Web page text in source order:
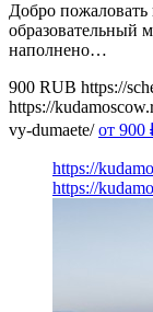
Добро
образовательный
наполнено…
900 RUB https://
https://
vy-dumaete/ от 900
https://
https://